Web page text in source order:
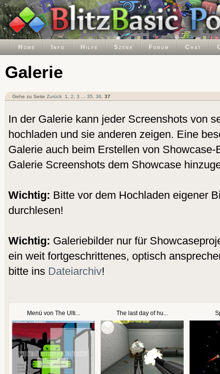
Home Info Hilfe Szene Forum Chat
Galerie
Gehe zu Seite Zurück 1 2 3 35 36 37
In der Galerie kann jeder Screenshots von
hochladen und sie anderen zeigen. Eine
Galerie auch beim Erstellen von
Galerie Screenshots dem Showcase
Wichtig: Bitte vor dem Hochladen eigener
durchlesen!
Wichtig: Galeriebilder nur für
ein weit fortgeschrittenes, optisch
bitte ins Dateiarchiv!
Menü von The Ulti... The last day of hu...